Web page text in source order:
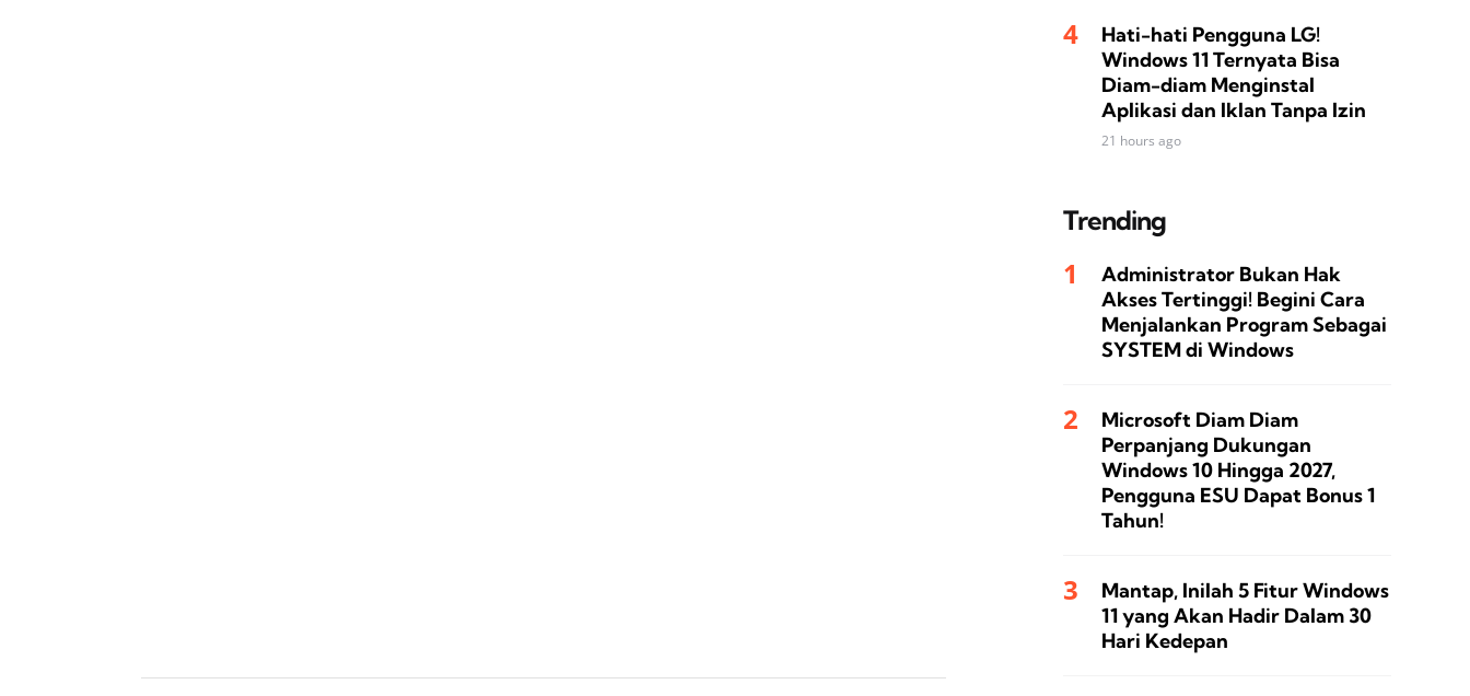
Hati-hati Pengguna LG!
Windows 11 Ternyata Bisa
Diam-diam Menginstal
Aplikasi dan Iklan Tanpa Izin
21 hours ago
Trending
Administrator Bukan Hak
Akses Tertinggi! Begini Cara
Menjalankan Program Sebagai
SYSTEM di Windows
Microsoft Diam Diam
Perpanjang Dukungan
Windows 10 Hingga 2027,
Pengguna ESU Dapat Bonus 1
Tahun!
Mantap, Inilah 5 Fitur Windows
11 yang Akan Hadir Dalam 30
Hari Kedepan